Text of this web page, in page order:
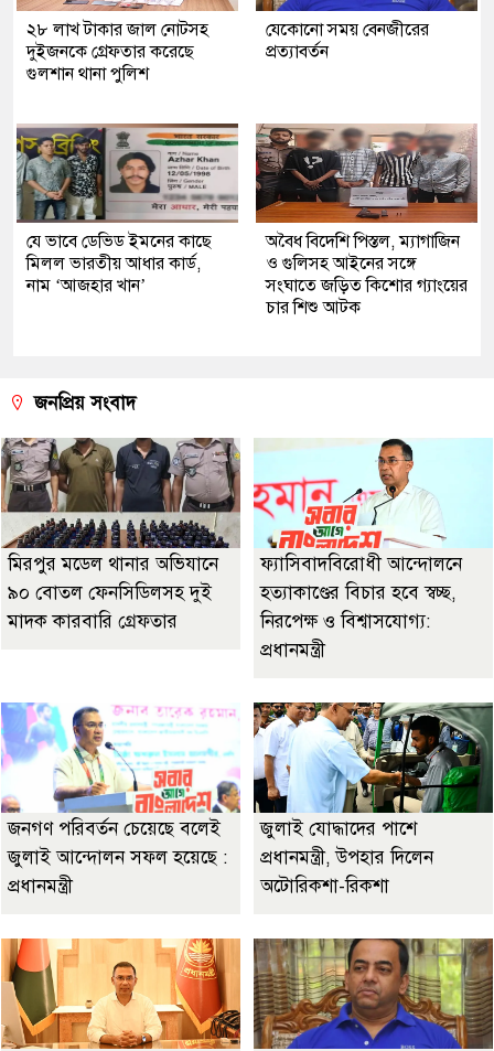
২৮ লাখ টাকার জাল নোটসহ
দুইজনকে গ্রেফতার করেছে
গুলশান থানা পুলিশ
যেকোনো সময় বেনজীরের
প্রত্যাবর্তন
যে ভাবে ডেভিড ইমনের কাছে
মিলল ভারতীয় আধার কার্ড,
নাম ‘আজহার খান’
অবৈধ বিদেশি পিস্তল, ম্যাগাজিন
ও গুলিসহ আইনের সঙ্গে
সংঘাতে জড়িত কিশোর গ্যাংয়ের
চার শিশু আটক
জনপ্রিয় সংবাদ
মিরপুর মডেল থানার অভিযানে
৯০ বোতল ফেনসিডিলসহ দুই
মাদক কারবারি গ্রেফতার
ফ্যাসিবাদবিরোধী আন্দোলনে
হত্যাকাণ্ডের বিচার হবে স্বচ্ছ,
নিরপেক্ষ ও বিশ্বাসযোগ্য:
প্রধানমন্ত্রী
জনগণ পরিবর্তন চেয়েছে বলেই
জুলাই আন্দোলন সফল হয়েছে :
প্রধানমন্ত্রী
জুলাই যোদ্ধাদের পাশে
প্রধানমন্ত্রী, উপহার দিলেন
অটোরিকশা-রিকশা